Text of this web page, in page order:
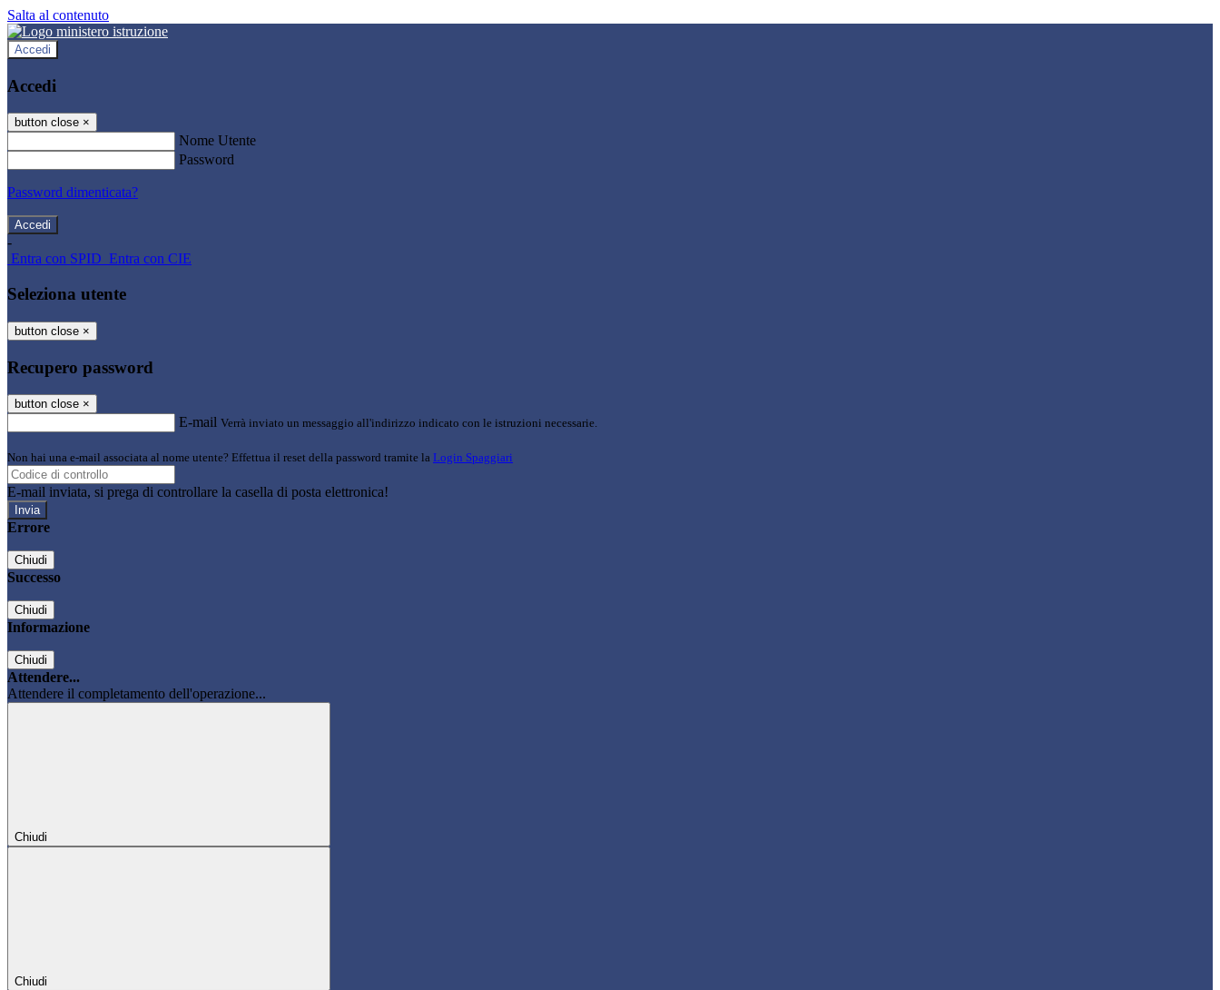
Salta al contenuto
Accedi
Accedi
button close ×
Nome Utente
Password
Password dimenticata?
-
Entra con SPID Entra con CIE
Seleziona utente
button close ×
Recupero password
button close ×
E-mail Verrà inviato un messaggio all'indirizzo indicato con le istruzioni necessarie.
Non hai una e-mail associata al nome utente? Effettua il reset della password tramite la Login Spaggiari
E-mail inviata, si prega di controllare la casella di posta elettronica!
Errore
Chiudi
Successo
Chiudi
Informazione
Chiudi
Attendere...
Attendere il completamento dell'operazione...
Chiudi
Chiudi